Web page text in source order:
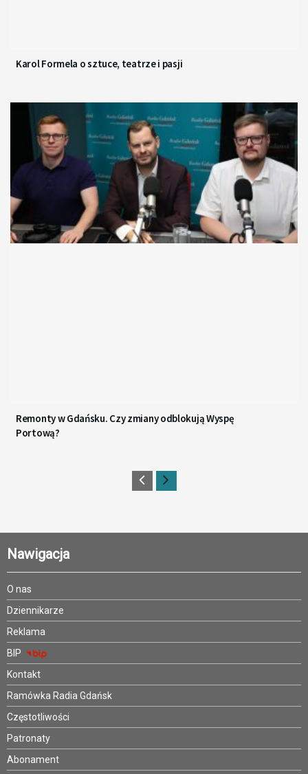
Karol Formela o sztuce, teatrze i pasji
Remonty w Gdańsku. Czy zmiany odblokują Wyspę
Portową?
Nawigacja
O nas
Dziennikarze
Reklama
BIP
Kontakt
Ramówka Radia Gdańsk
Częstotliwości
Patronaty
Abonament